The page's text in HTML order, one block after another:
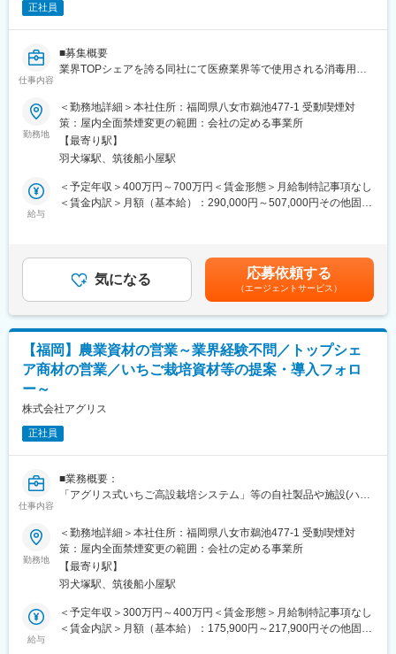
・地域の働く場の創出や地域雇用に貢献している点も評価され、
「平成28年度ふるさと企業大賞（総務大臣賞）」を受賞しまし
変更の範囲：本文参照
正社員
仕事内容
■募集概要
業界TOPシェアを誇る同社にて医療業界等で使用される消毒用の
ます。またその他商品企画もゆくゆく担うことは可能となってお
ります。
■業務内容
具体的には、病院へ赴き現場状況を把握いただき課題やニーズを
くみ取り、社内へ持ち帰り、当社にてどのような商品を作ること
ができるのか社内部署と連携・すり合わせを行い商品企画を行っ
ていただきます。
将来的には新製品の開発業務・試作品の製造から厚生労働省の申
請業務、認可までのフォロー等の幅広い業務をを行って頂きま
す。
って頂きます。【変更の範囲：会社の定める業務】
社会問題である生活習慣病等の増加から人工透析の市場は年々拡
たく思っております。
■社風：
た事業部長も40代前半と若い社員にもチャンスを与える風土があ
り、中途入社の方も多く、ハンディは全く御座いません。また社
内でバンドも組んだりしており、社員同士が仲が非常に良いで
す。
消毒液を入れるための容器が一体化したプラスチックトレーに綿
棒や綿球・ガーゼ・ピンセット・絆創膏等を収めたものをセル生
勤務地
＜勤務地詳細＞本社住所：福岡県八女市鵜池477-1 受動喫煙対
策：屋内全面禁煙変更の範囲：会社の定める事業所
【最寄り駅】
羽犬塚駅、筑後船小屋駅
給与
＜予定年収＞400万円～700万円＜賃金形態＞月給制特記事項なし
＜賃金内訳＞月額（基本給）：290,000円～507,000円その他固定
月分)業績に伴い別途期末賞与有■その他固定手当には、業務手当
（16,000円）・住宅手当（7,000円～40,000円）を含みます賃金
はあくまでも目安の金額であり、選考を通じて上下する可能性が
あります。月給(月額)は固定手当を含めた表記です。
気になる 応募依頼する
（エージェントサービス）
【福岡】農業資材の営業～業界経験不問／トップシェ
ア商材の営業／いちご栽培資材等の提案・導入フォロ
ー～
株式会社アグリス
正社員
仕事内容
■業務概要：
「アグリス式いちご高設栽培システム」等の自社製品や施設(ハウ
■詳細：
顧客は農業者、新規就農者(法人含む)、JA及び農業資材を取り扱
っている代理店等です。案件に応じて、受注～納品手配、現場立
ち合い等をワンストップで業務を行います。※施工管理は外注して
います。
■アグリス式いちご高設栽培システムについて：
勤務地
＜勤務地詳細＞本社住所：福岡県八女市鵜池477-1 受動喫煙対
策：屋内全面禁煙変更の範囲：会社の定める事業所
【最寄り駅】
羽犬塚駅、筑後船小屋駅
給与
＜予定年収＞300万円～400万円＜賃金形態＞月給制特記事項なし
＜賃金内訳＞月額（基本給）：175,900円～217,900円その他固定